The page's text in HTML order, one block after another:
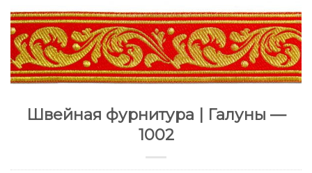
Швейная фурнитура | Галуны —
1002